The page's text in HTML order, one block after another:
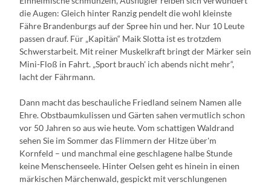
die Augen: Gleich hinter Ranzig pendelt die wohl kleinste
Fähre Brandenburgs auf der Spree hin und her. Nur 10 Leute
passen drauf. Für „Kapitän“ Maik Slotta ist es trotzdem
Schwerstarbeit. Mit reiner Muskelkraft bringt der Märker sein
Mini-Floß in Fahrt. „Sport brauch' ich abends nicht mehr“,
lacht der Fährmann.
Dann macht das beschauliche Friedland seinem Namen alle
Ehre. Obstbaumkulissen und Gärten sahen vermutlich schon
vor 50 Jahren so aus wie heute. Vom schattigen Waldrand
sehen Sie im Sommer das Flimmern der Hitze über'm
Kornfeld – und manchmal eine geschlagene halbe Stunde
keine Menschenseele. Hinter Oelsen geht es hinein in einen
märkischen Märchenwald, gespickt mit verschlungenen